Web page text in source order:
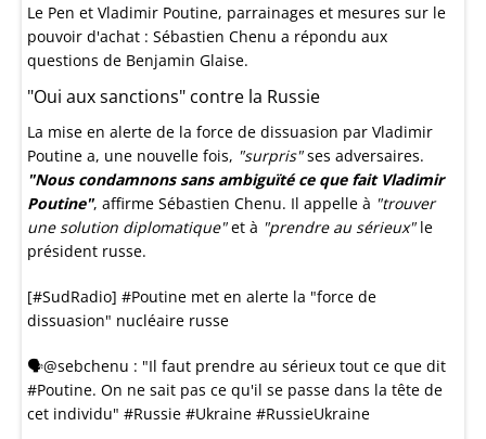
Le Pen et Vladimir Poutine, parrainages et mesures sur le
pouvoir d'achat : Sébastien Chenu a répondu aux
questions de Benjamin Glaise.
"Oui aux sanctions" contre la Russie
La mise en alerte de la force de dissuasion par Vladimir
Poutine a, une nouvelle fois, "surpris"ses adversaires.
"Nous condamnons sans ambiguïté ce que fait Vladimir
Poutine", affirme Sébastien Chenu. Il appelle à "trouver
une solution diplomatique"et à "prendre au sérieux"le
président russe.
[#SudRadio] #Poutine met en alerte la "force de
dissuasion" nucléaire russe
🗣@sebchenu : "Il faut prendre au sérieux tout ce que dit
#Poutine. On ne sait pas ce qu'il se passe dans la tête de
cet individu" #Russie #Ukraine #RussieUkraine